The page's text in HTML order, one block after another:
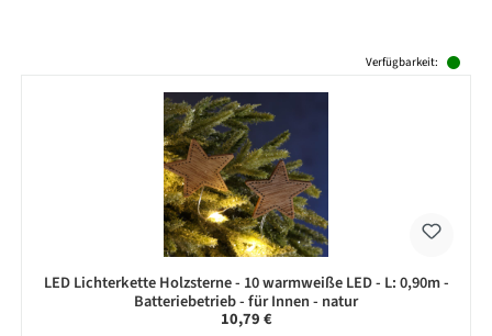
Verfügbarkeit:
LED Lichterkette Holzsterne - 10 warmweiße LED - L: 0,90m -
Batteriebetrieb - für Innen - natur
Regulärer Preis:
10,79 €